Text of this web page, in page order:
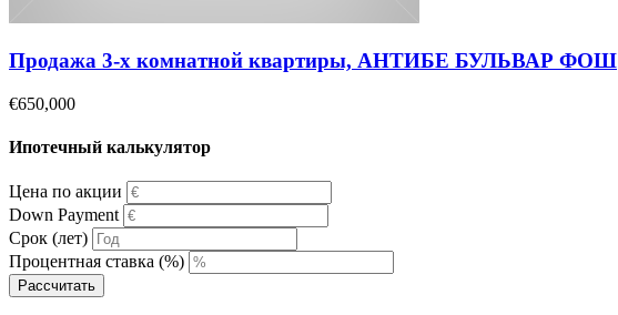
Продажа 3-х комнатной квартиры, АНТИБЕ БУЛЬВАР ФОШ
€650,000
Ипотечный калькулятор
Цена по акции
Down Payment
Срок (лет)
Процентная ставка (%)
Рассчитать